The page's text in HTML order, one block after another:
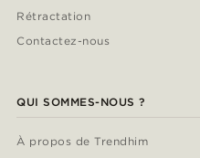
Rétractation
Contactez-nous
QUI SOMMES-NOUS ?
À propos de Trendhim